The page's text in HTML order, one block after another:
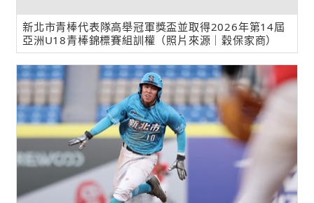
新北市青棒代表隊高舉冠軍獎盃並取得2026年第14屆
亞洲U18青棒錦標賽組訓權（照片來源｜穀保家商）